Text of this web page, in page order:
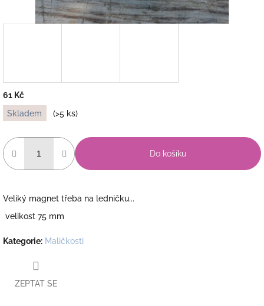
61 Kč
Měrná
cena:
Skladem (>5 ks)
Do košíku
Veliký magnet třeba na ledničku...
velikost 75 mm
Kategorie: Maličkosti
ZEPTAT SE